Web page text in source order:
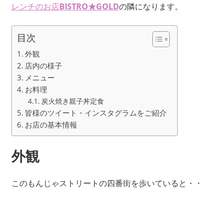
レンチのお店BISTRO★GOLDの隣になります。
目次
外観
店内の様子
メニュー
お料理
炭火焼き親子丼定食
皆様のツイート・インスタグラムをご紹介
お店の基本情報
外観
このもんじゃストリートの四番街を歩いていると・・